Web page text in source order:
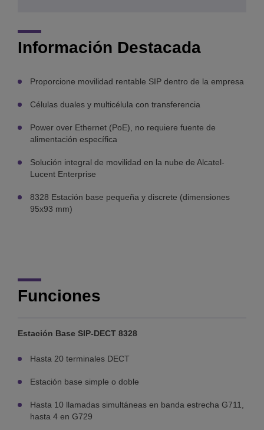
Información Destacada
Proporcione movilidad rentable SIP dentro de la empresa
Células duales y multicélula con transferencia
Power over Ethernet (PoE), no requiere fuente de
alimentación específica
Solución integral de movilidad en la nube de Alcatel-
Lucent Enterprise
8328 Estación base pequeña y discrete (dimensiones
95x93 mm)
Funciones
Estación Base SIP-DECT 8328
Hasta 20 terminales DECT
Estación base simple o doble
Hasta 10 llamadas simultáneas en banda estrecha G711,
hasta 4 en G729